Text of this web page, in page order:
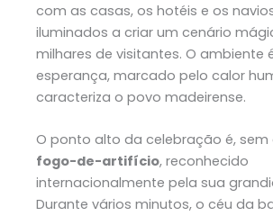
com as casas, os hotéis e os
iluminados a criar um cenário
milhares de visitantes. O ambiente
esperança, marcado pelo calor
caracteriza o povo madeirense.
O ponto alto da celebração é, sem
fogo-de-artifício, reconhecido
internacionalmente pela sua
Durante vários minutos, o céu da